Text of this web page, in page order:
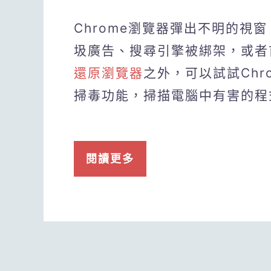
Chrome瀏覽器彈出不明的視
圾廣告、搜尋引擎被綁架，或
還原瀏覽器 之外，可以試試
掃毒功能，掃描電腦中有害的
閱讀更多